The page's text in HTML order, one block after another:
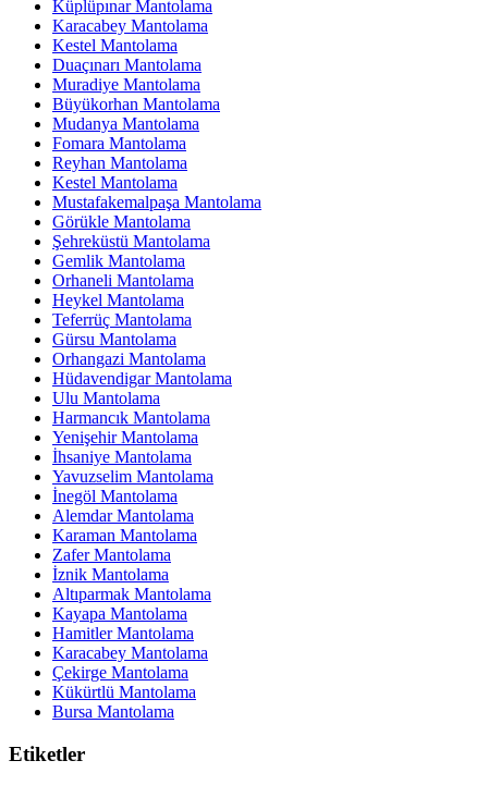
Küplüpınar Mantolama
Karacabey Mantolama
Kestel Mantolama
Duaçınarı Mantolama
Muradiye Mantolama
Büyükorhan Mantolama
Mudanya Mantolama
Fomara Mantolama
Reyhan Mantolama
Kestel Mantolama
Mustafakemalpaşa Mantolama
Görükle Mantolama
Şehreküstü Mantolama
Gemlik Mantolama
Orhaneli Mantolama
Heykel Mantolama
Teferrüç Mantolama
Gürsu Mantolama
Orhangazi Mantolama
Hüdavendigar Mantolama
Ulu Mantolama
Harmancık Mantolama
Yenişehir Mantolama
İhsaniye Mantolama
Yavuzselim Mantolama
İnegöl Mantolama
Alemdar Mantolama
Karaman Mantolama
Zafer Mantolama
İznik Mantolama
Altıparmak Mantolama
Kayapa Mantolama
Hamitler Mantolama
Karacabey Mantolama
Çekirge Mantolama
Kükürtlü Mantolama
Bursa Mantolama
Etiketler